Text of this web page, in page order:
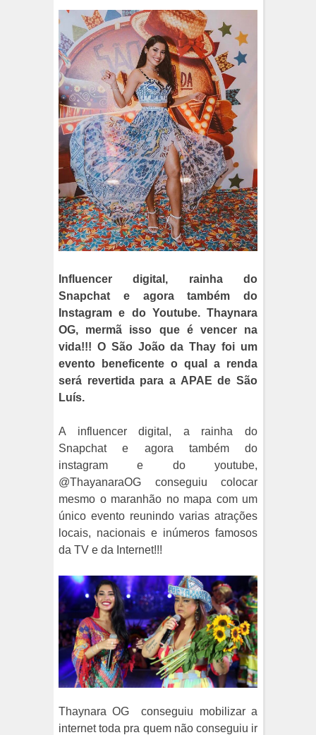
Influencer digital, rainha do
Snapchat e agora também do
Instagram e do Youtube. Thaynara
OG, mermã isso que é vencer na
vida!!! O São João da Thay foi um
evento beneficente o qual a renda
será revertida para a APAE de São
Luís.
A influencer digital, a rainha do
Snapchat e agora também do
instagram e do youtube,
@ThayanaraOG conseguiu colocar
mesmo o maranhão no mapa com um
único evento reunindo varias atrações
locais, nacionais e inúmeros famosos
da TV e da Internet!!!
Thaynara OG
conseguiu mobilizar a
internet toda pra quem não conseguiu ir